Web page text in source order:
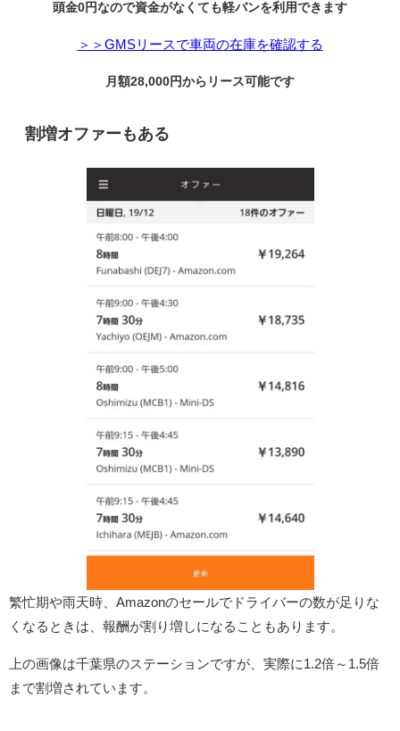
頭金0円なので資金がなくても軽バンを利用できます
＞＞GMSリースで車両の在庫を確認する
月額28,000円からリース可能です
割増オファーもある
繁忙期や雨天時、Amazonのセールでドライバーの数が足りな
くなるときは、報酬が割り増しになることもあります。
上の画像は千葉県のステーションですが、実際に1.2倍～1.5倍
まで割増されています。